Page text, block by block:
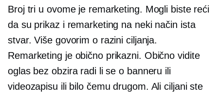
Broj tri u ovome je remarketing. Mogli biste reći
da su prikaz i remarketing na neki način ista
stvar. Više govorim o razini ciljanja.
Remarketing je obično prikazni. Obično vidite
oglas bez obzira radi li se o banneru ili
videozapisu ili bilo čemu drugom. Ali ciljani ste